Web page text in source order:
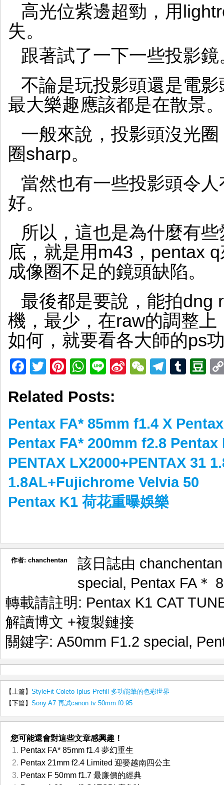
高光位紫邊超勁，用
失。
跟著試了一下一些投影鏡
不論是玩投影頭還是電
最大樂趣應該都是在散景。
一般來說，投影頭沒光
圈sharp。
當然也有一些投影頭令
好。
所以，這也是為什麼有
底，就是用m43，pentax
成像圈不足的鏡頭缺陷。
最後都是要說，能拍dng
機，最少，在raw的調整
如何，就要看各大師的ps
Facebook
TwitterPinterest
WhatsApp
LineSinaWeChat
Related Posts:
Pentax FA* 85mm f1.4 X
Pentax FA* 200mm f2.8 Pentax
PENTAX LX2000+PENTAX 31
1.8AL+Fujichrome Velvia 50
Pentax K1 荷花重曝娛樂
作者: chanchentan
該日誌由
special, Pentax FA＊
轉載請註明: Pentax K1 CAT
解讀博文 +複製鏈接
關鍵字: A50mm F1.2 special,
【上篇】 StyleFit Coleto Iplus Prefill 多功能筆的色彩世界
【下篇】 Sony A7 再試canon tv 50mm f0.95
您可能還會對這些文章感興趣！
Pentax FA* 85mm f1.4 夢幻重生
Pentax 21mm f2.4 Limited 迎娶越南四公主
Pentax F 50mm f1.7 最廉價的經典